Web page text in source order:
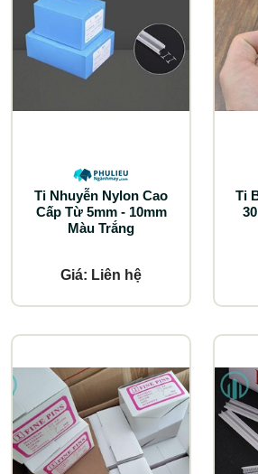
Ti Nhuyễn Nylon Cao
Cấp Từ 5mm - 10mm
Màu Trắng
Giá: Liên hệ
Ti